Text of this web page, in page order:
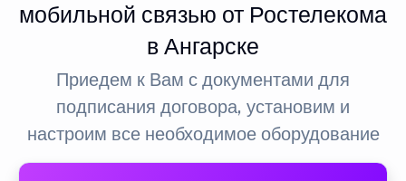
мобильной связью от Ростелекома
в Ангарске
Приедем к Вам с документами для
подписания договора, установим и
настроим все необходимое оборудование